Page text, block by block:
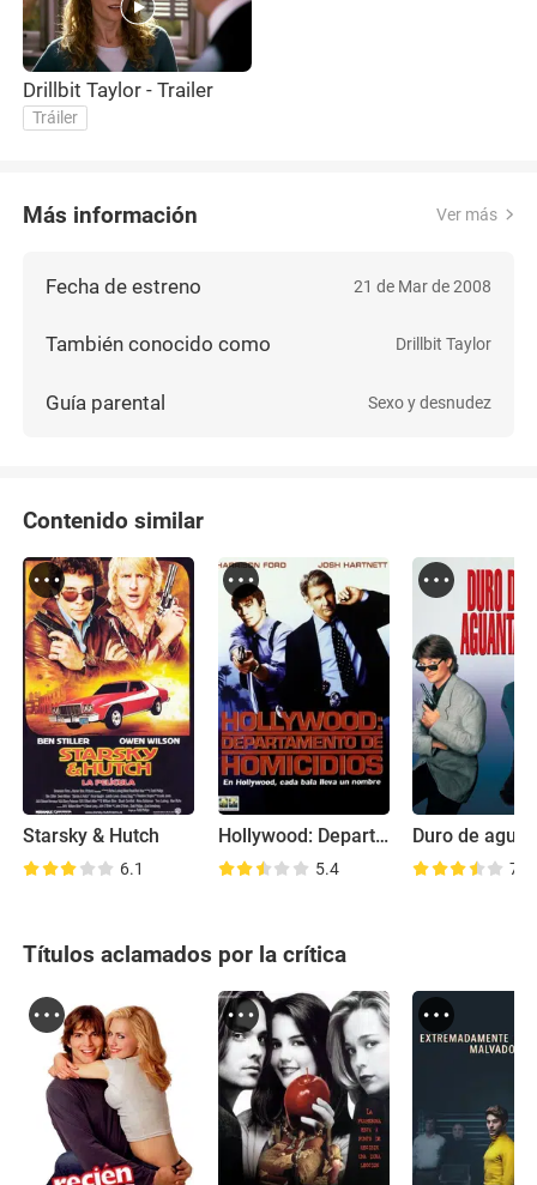
Drillbit Taylor - Trailer
Tráiler
Más información Ver más
Fecha de estreno 21 de Mar de 2008
También conocido como Drillbit Taylor
Guía parental Sexo y desnudez
Contenido similar
Starsky & Hutch
6.1
Hollywood: Departamento de homicidios
5.4
Duro de
7.3
Títulos aclamados por la crítica